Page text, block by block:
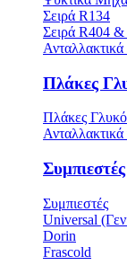
Σειρά R134
Σειρά R404 &
Πλάκες
Πλάκες
Συμπιεστές
Συμπιεστές
Universal
Dorin
Frascold